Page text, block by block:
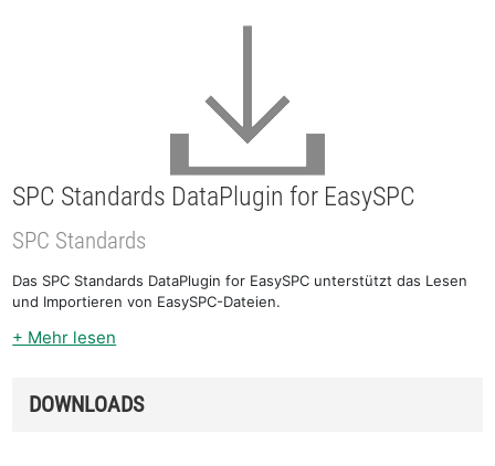
SPC Standards DataPlugin for EasySPC
SPC Standards
Das SPC Standards DataPlugin for EasySPC unterstützt das Lesen
und Importieren von EasySPC-Dateien.
+ Mehr lesen
DOWNLOADS